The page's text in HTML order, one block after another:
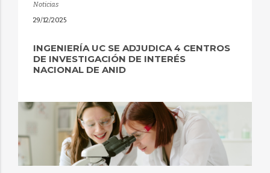
Noticias
29/12/2025
INGENIERÍA UC SE ADJUDICA 4 CENTROS
DE INVESTIGACIÓN DE INTERÉS
NACIONAL DE ANID